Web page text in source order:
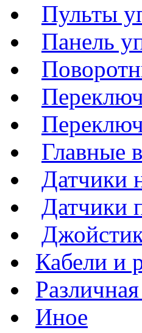
Пульты
Панель
Главные
Датчики
Датчики
Кабели и
Иное